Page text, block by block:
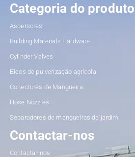
Categoria do produto
Aspersores
Building Materials Hardware
Cylinder Valves
Bicos de pulverização agrícola
Conectores de Mangueira
Hose Nozzles
Separadores de mangueiras de jardim
Contactar-nos
Contactar-nos